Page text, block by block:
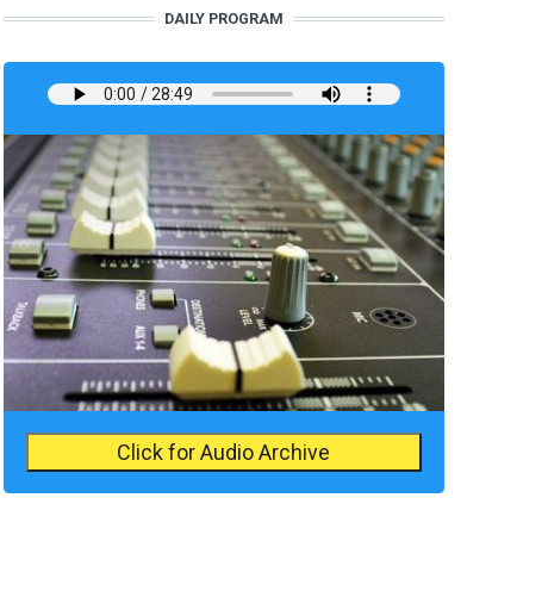
DAILY PROGRAM
Click for Audio Archive